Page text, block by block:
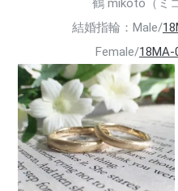
結婚指輪：Male/
Female/18MA-